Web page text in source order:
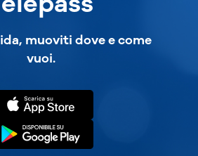
muoviti dove e come
vuoi.